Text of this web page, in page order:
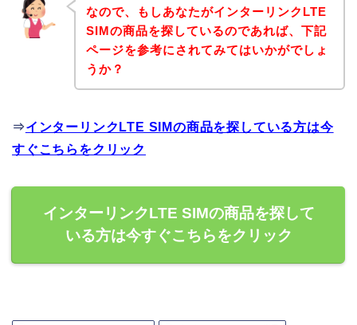
なので、もしあなたがインターリンクLTE
SIMの商品を探しているのであれば、下記
ページを参考にされてみてはいかがでしょ
うか？
⇒インターリンクLTE SIMの商品を探している方は今
すぐこちらをクリック
インターリンクLTE SIMの商品を探して
いる方は今すぐこちらをクリック